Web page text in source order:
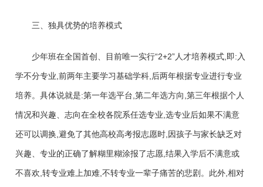
三、独具优势的培养模式
少年班在全国首创、目前唯一实行“2+2”人才培养模式,即:入
学不分专业,前两年主要学习基础学科,后两年根据专业进行专业
培养。具体说就是:第一年选平台,第二年选方向,第三年根据个人
情况和兴趣、志向在全校各院系任选专业,选专业后如果不满意
还可以调换,避免了其他高校高考报志愿时,因孩子与家长缺乏对
兴趣、专业的正确了解糊里糊涂报了志愿,结果入学后不满意或
不喜欢,转专业难上加难,不转专业一辈子痛苦的悲剧。此外,相对